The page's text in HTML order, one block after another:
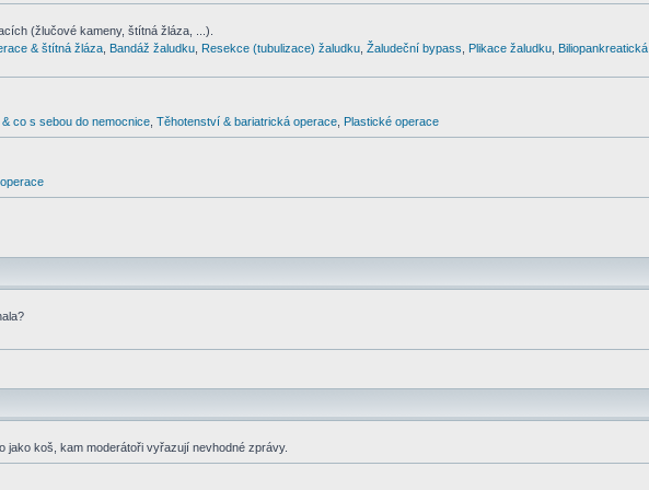
(žlučové kameny, štítná žláza, ...).
& štítná žláza Bandáž žaludku Resekce (tubulizace) žaludku Žaludeční bypass Plikace žaludku Biliopankreatická
co s sebou do nemocnice Těhotenství & bariatrická operace Plastické operace
koš, kam moderátoři vyřazují nevhodné zprávy.